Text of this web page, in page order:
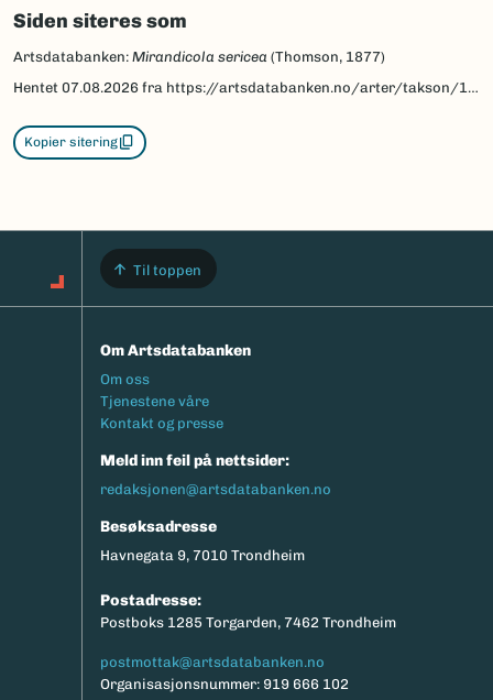
Siden siteres som
Artsdatabanken: Mirandicola sericea (Thomson, 1877)
Hentet 07.08.2026 fra https://artsdatabanken.no/arter/takson/141897
Kopier sitering
Til toppen
Om Artsdatabanken
Footermeny
Om oss
Tjenestene våre
Kontakt og presse
Meld inn feil på nettsider:
redaksjonen@artsdatabanken.no
Besøksadresse
Havnegata 9, 7010 Trondheim
Postadresse:
Postboks 1285 Torgarden, 7462 Trondheim
postmottak@artsdatabanken.no
Organisasjonsnummer: 919 666 102